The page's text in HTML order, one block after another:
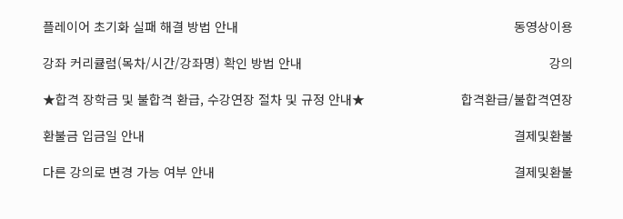
플레이어 초기화 실패 해결 방법 안내
동영상이용
강좌 커리큘럼(목차/시간/강좌명) 확인 방법 안내
강의
★합격 장학금 및 불합격 환급, 수강연장 절차 및 규정 안내★
합격환급/불합격연장
환불금 입금일 안내
결제및환불
다른 강의로 변경 가능 여부 안내
결제및환불